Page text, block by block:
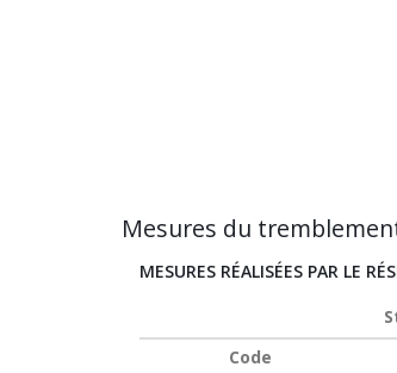
Mesures du
MESURES RÉALISÉES PAR LE
Code